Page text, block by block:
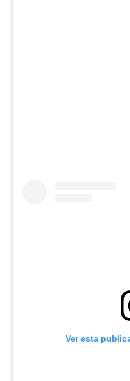
Ver esta